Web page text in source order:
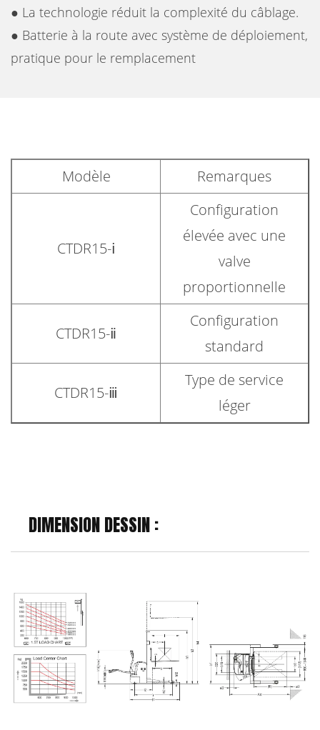
● La technologie réduit la complexité du câblage.
● Batterie à la route avec système de déploiement,
pratique pour le remplacement
Modèle Remarques
CTDR15-ⅰ
Configuration
élevée avec une
valve
proportionnelle
CTDR15-ⅱ
Configuration
standard
CTDR15-ⅲ
Type de service
léger
DIMENSION DESSIN :